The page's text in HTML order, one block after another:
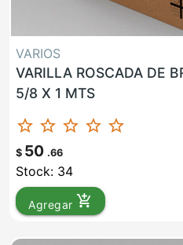
VARIOS
VARILLA ROSCADA DE
5/8 X 1 MTS
star_border star_border star_border star_border star_border
$ 50 .66
Stock: 34
Agregar add_shopping_cart